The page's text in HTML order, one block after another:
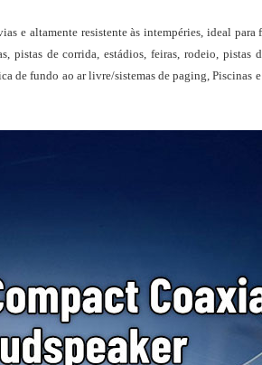
e altamente resistente às intempéries, ideal para
pistas de corrida, estádios, feiras, rodeio, pistas
de fundo ao ar livre/sistemas de paging, Piscinas